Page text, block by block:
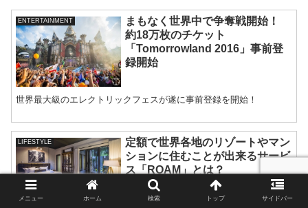
ENTERTAINMENT
まもなく世界中で争奪戦開始！
約18万枚のチケット
「Tomorrowland 2016」事前登
録開始
世界最大級のエレクトリックフェスが遂に事前登録を開始！
LIFESTYLE
定額で世界各地のリゾートやマン
ションに住むことが出来るサービ
ス「ROAM」とは？
メニュー ホーム 検索 トップ サイドバー